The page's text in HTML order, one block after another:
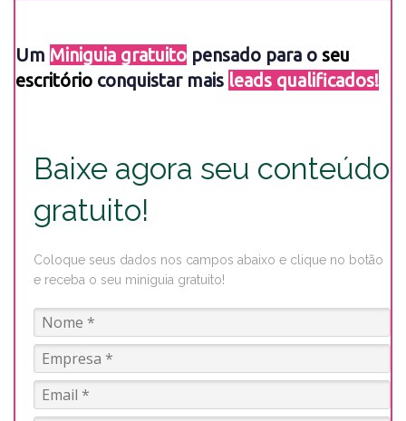
Um Miniguia gratuito pensado para o seu
escritório conquistar mais leads qualificados!
Baixe agora seu conteúdo
gratuito!
Coloque seus dados nos campos abaixo e clique no botão
e receba o seu miniguia gratuito!